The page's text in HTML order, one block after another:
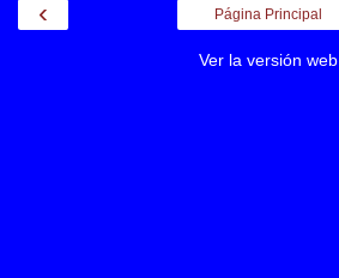
‹ Página Principal
Ver la versión web